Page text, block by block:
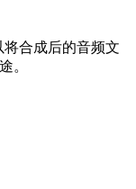
将合成后的音频文
。